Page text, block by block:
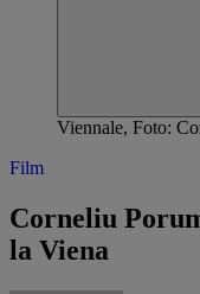
Viennale, Foto:
Film
Corneliu
la Viena